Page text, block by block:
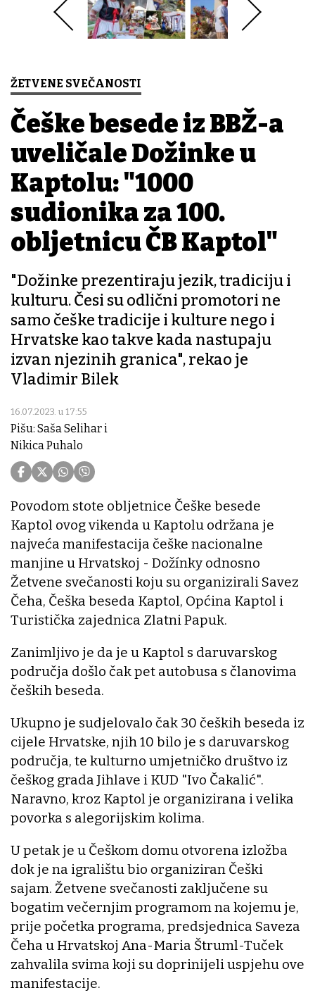
ŽETVENE SVEČANOSTI
Češke besede iz BBŽ-a
uveličale Dožinke u
Kaptolu: "1000
sudionika za 100.
obljetnicu ČB Kaptol"
"Dožinke prezentiraju jezik, tradiciju i
kulturu. Česi su odlični promotori ne
samo češke tradicije i kulture nego i
Hrvatske kao takve kada nastupaju
izvan njezinih granica", rekao je
Vladimir Bilek
16.07.2023. u 17:55
Pišu: Saša Selihar i
Nikica Puhalo
Povodom stote obljetnice Češke besede
Kaptol ovog vikenda u Kaptolu održana je
najveća manifestacija češke nacionalne
manjine u Hrvatskoj - Dožínky odnosno
Žetvene svečanosti koju su organizirali Savez
Čeha, Češka beseda Kaptol, Općina Kaptol i
Turistička zajednica Zlatni Papuk.
Zanimljivo je da je u Kaptol s daruvarskog
područja došlo čak pet autobusa s članovima
čeških beseda.
Ukupno je sudjelovalo čak 30 čeških beseda iz
cijele Hrvatske, njih 10 bilo je s daruvarskog
područja, te kulturno umjetničko društvo iz
češkog grada Jihlave i KUD "Ivo Čakalić".
Naravno, kroz Kaptol je organizirana i velika
povorka s alegorijskim kolima.
U petak je u Češkom domu otvorena izložba
dok je na igralištu bio organiziran Češki
sajam. Žetvene svečanosti zaključene su
bogatim večernjim programom na kojemu je,
prije početka programa, predsjednica Saveza
Čeha u Hrvatskoj Ana-Maria Štruml-Tuček
zahvalila svima koji su doprinijeli uspjehu ove
manifestacije.